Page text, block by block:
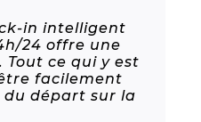
in intelligent
24 offre une
ce qui y est
facilement
départ sur la